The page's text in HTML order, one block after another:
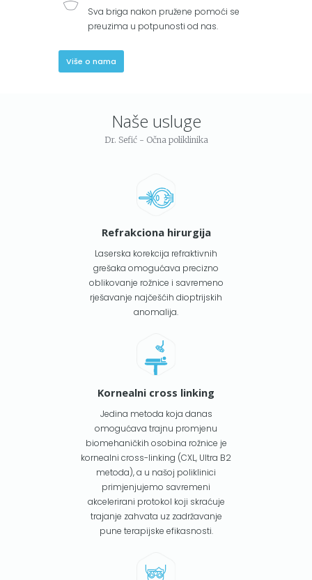
Sva briga nakon pružene pomoći se
preuzima u potpunosti od nas.
Više o nama
Naše usluge
Dr. Sefić - Očna poliklinika
Refrakciona hirurgija
Laserska korekcija refraktivnih
grešaka omogućava precizno
oblikovanje rožnice i savremeno
rješavanje najčešćih dioptrijskih
anomalija.
Kornealni cross linking
Jedina metoda koja danas
omogućava trajnu promjenu
biomehaničkih osobina rožnice je
kornealni cross-linking (CXL, Ultra B2
metoda), a u našoj poliklinici
primjenjujemo savremeni
akcelerirani protokol koji skraćuje
trajanje zahvata uz zadržavanje
pune terapijske efikasnosti.